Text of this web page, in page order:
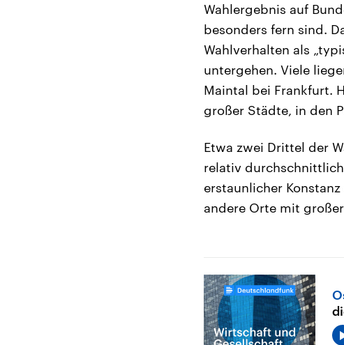
Wahlergebnis auf
besonders fern sind.
Wahlverhalten als
untergehen. Viele
Maintal bei Frankfurt.
großer Städte, in den
Etwa zwei Drittel der
relativ
erstaunlicher
andere Orte mit